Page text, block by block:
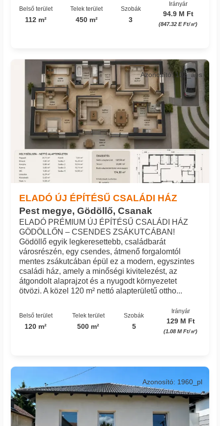
Belső terület
112 m²
Telek terület
450 m²
Szobák
3
Irányár
94.9 M Ft
(847.32 E Ft/㎡)
ELADÓ ÚJ ÉPÍTÉSŰ CSALÁDI HÁZ
Pest megye, Gödöllő, Csanak
Azonosító: 102_aes
ELADÓ PRÉMIUM ÚJ ÉPÍTÉSŰ CSALÁDI HÁZ
GÖDÖLLŐN – CSENDES ZSÁKUTCÁBAN!
Gödöllő egyik legkeresettebb, családbarát
városrészén, egy csendes, átmenő forgalomtól
mentes zsákutcában épül ez a modern, egyszintes
családi ház, amely a minőségi kivitelezést, az
átgondolt alaprajzot és a nyugodt környezetet
ötvözi. A közel 120 m² nettó alapterületű ottho...
Belső terület
120 m²
Telek terület
500 m²
Szobák
5
Irányár
129 M Ft
(1.08 M Ft/㎡)
Azonosító: 1960_pl